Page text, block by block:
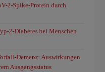
2-Spike-Protein durch
2-Diabetes bei Menschen
Demenz: Auswirkungen
Ausgangsstatus